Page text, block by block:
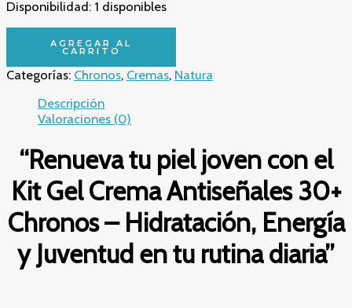
Disponibilidad: 1 disponibles
piel
joven
Crema
30+
Chronos
–
Energía
AGREGAR AL
CARRITO
Categorías: Chronos, Cremas, Natura
Descripción
Valoraciones (0)
“Renueva tu piel joven con el
Kit Gel Crema Antiseñales 30+
Chronos – Hidratación, Energía
y Juventud en tu rutina diaria”